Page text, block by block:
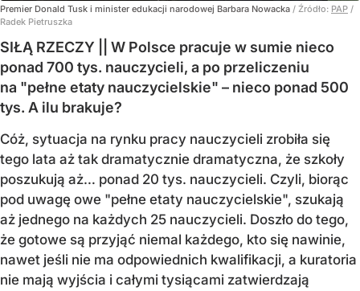
Premier Donald Tusk i minister edukacji narodowej Barbara Nowacka / Źródło: PAP /
Radek Pietruszka
SIŁĄ RZECZY || W Polsce pracuje w sumie nieco
ponad 700 tys. nauczycieli, a po przeliczeniu
na "pełne etaty nauczycielskie" – nieco ponad 500
tys. A ilu brakuje?
Cóż, sytuacja na rynku pracy nauczycieli zrobiła się
tego lata aż tak dramatycznie dramatyczna, że szkoły
poszukują aż… ponad 20 tys. nauczycieli. Czyli, biorąc
pod uwagę owe "pełne etaty nauczycielskie", szukają
aż jednego na każdych 25 nauczycieli. Doszło do tego,
że gotowe są przyjąć niemal każdego, kto się nawinie,
nawet jeśli nie ma odpowiednich kwalifikacji, a kuratoria
nie mają wyjścia i całymi tysiącami zatwierdzają